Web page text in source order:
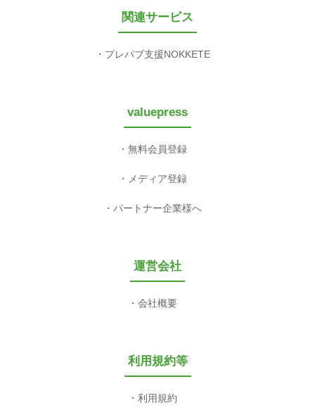
関連サービス
プレパブ支援NOKKETE
valuepress
無料会員登録
メディア登録
パートナー企業様へ
運営会社
会社概要
利用規約等
利用規約